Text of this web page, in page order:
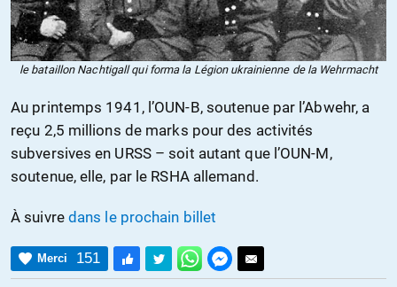
le bataillon Nachtigall qui forma la Légion ukrainienne de la Wehrmacht
Au printemps 1941, l’OUN-B, soutenue par l’Abwehr, a
reçu 2,5 millions de marks pour des activités
subversives en URSS – soit autant que l’OUN-M,
soutenue, elle, par le RSHA allemand.
À suivre dans le prochain billet
Merci 151